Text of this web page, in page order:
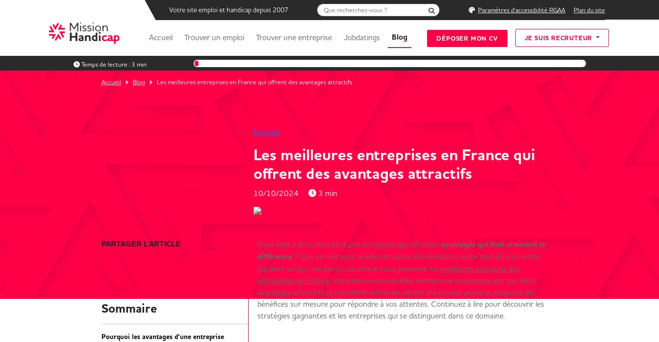
Votre site emploi et handicap depuis 2007 Que recherchez-vous ? Rechercher Paramètres d'accessibilité RGAA Plan du site
Accueil Trouver un emploi Trouver une entreprise Jobdatings Blog DÉPOSER MON CV JE SUIS RECRUTEUR
Temps de lecture : 3 min
Accueil Blog Les meilleures entreprises en France qui offrent des avantages attractifs
Ecouter
Les meilleures entreprises en France qui
offrent des avantages attractifs
10/10/2024 3 min
PARTAGER L'ARTICLE
Sommaire
Pourquoi les avantages d’une entreprise
Vous êtes à la recherche d’une entreprise qui offre des avantages qui font vraiment la
différence? Que ce soit pour améliorer votre rémunération, votre bien être ou votre
équilibre vie pro-vie perso, cet article vous présente les meilleures pratiques des
entreprises en France. Vous découvrirez quelles entreprises se démarquent par leurs
avantages attractifs et comment même les petites structures peuvent proposer des
bénéfices sur mesure pour répondre à vos attentes. Continuez à lire pour découvrir les
stratégies gagnantes et les entreprises qui se distinguent dans ce domaine.